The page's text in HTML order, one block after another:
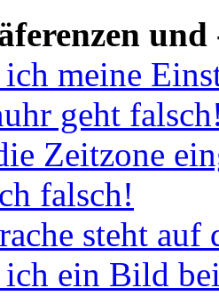
und
meine
geht
Zeitzone
falsch!
steht
ein Bild